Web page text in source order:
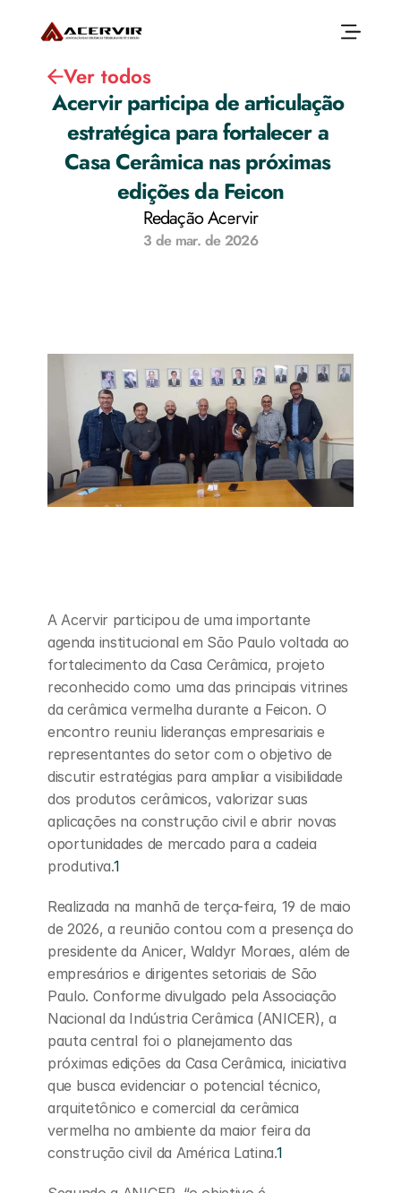
Início
Sobre
Associados
Associados
Blocos Cerâmicos
Reposição Florestal
Ver todos
Acervir participa de articulação
estratégica para fortalecer a
Casa Cerâmica nas próximas
edições da Feicon
Redação Acervir
3 de mar. de 2026
A Acervir participou de uma importante
agenda institucional em São Paulo voltada ao
fortalecimento da Casa Cerâmica, projeto
reconhecido como uma das principais vitrines
da cerâmica vermelha durante a Feicon. O
encontro reuniu lideranças empresariais e
representantes do setor com o objetivo de
discutir estratégias para ampliar a visibilidade
dos produtos cerâmicos, valorizar suas
aplicações na construção civil e abrir novas
oportunidades de mercado para a cadeia
produtiva.1
Realizada na manhã de terça-feira, 19 de maio
de 2026, a reunião contou com a presença do
presidente da Anicer, Waldyr Moraes, além de
empresários e dirigentes setoriais de São
Paulo. Conforme divulgado pela Associação
Nacional da Indústria Cerâmica (ANICER), a
pauta central foi o planejamento das
próximas edições da Casa Cerâmica, iniciativa
que busca evidenciar o potencial técnico,
arquitetônico e comercial da cerâmica
vermelha no ambiente da maior feira da
construção civil da América Latina.1